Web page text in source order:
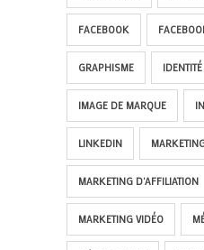
FACEBOOK
GRAPHISME
IMAGE DE MARQUE
LINKEDIN
MARKETING D'AFFILIATION
MARKETING VIDÉO